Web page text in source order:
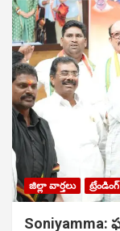
జిల్లా వార్తలు